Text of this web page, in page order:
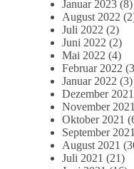
Januar 2023 (8)
August 2022
Juli 2022 (2)
Juni 2022 (2)
Mai 2022 (4)
Februar 2022
Januar 2022 (3)
Dezember 2021
November 2021
Oktober 2021
September 2021
August 2021
Juli 2021 (21)